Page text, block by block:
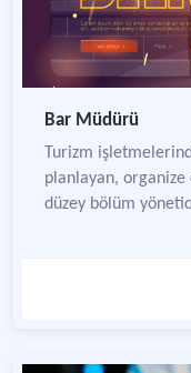
Bar Müdürü
Turizm
planlayan,
düzey bölüm